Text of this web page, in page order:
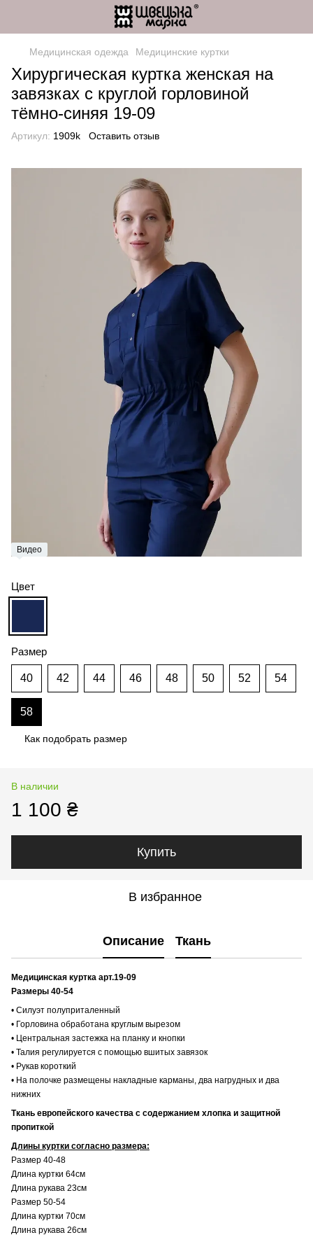
Медицинская одежда Медицинские куртки
Хирургическая куртка женская на
завязках с круглой горловиной
тёмно-синяя 19-09
Артикул: 1909k Оставить отзыв
Видео
Цвет
Размер
40 42 44 46 48 50 52 54
58
Как подобрать размер
В наличии
1 100 ₴
Купить
В избранное
Описание Ткань
Медицинская куртка арт.19-09
Размеры 40-54
• Силуэт полуприталенный
• Горловина обработана круглым вырезом
• Центральная застежка на планку и кнопки
• Талия регулируется с помощью вшитых завязок
• Рукав короткий
• На полочке размещены накладные карманы, два нагрудных и два
нижних
Ткань европейского качества с содержанием хлопка и защитной
пропиткой
Длины куртки согласно размера:
Размер 40-48
Длина куртки 64см
Длина рукава 23см
Размер 50-54
Длина куртки 70см
Длина рукава 26см